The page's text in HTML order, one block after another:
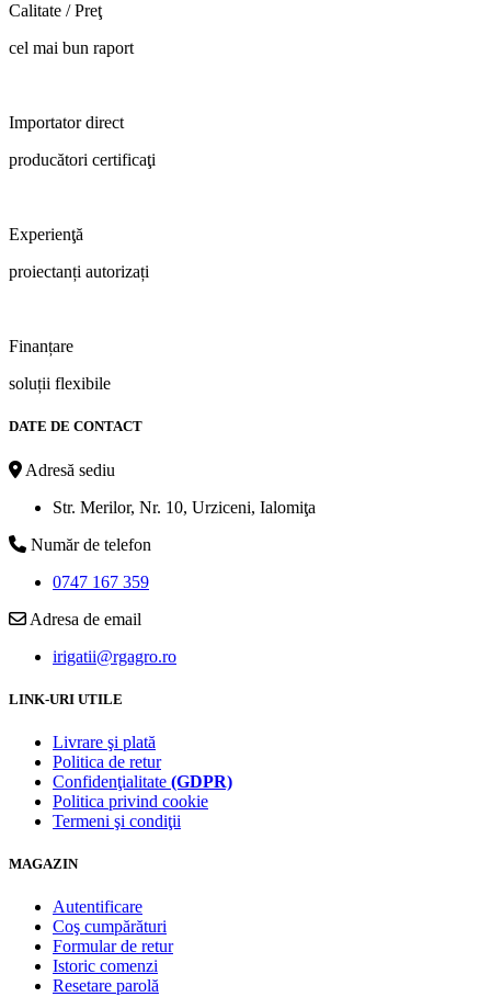
Calitate / Preţ
cel mai bun raport
Importator direct
producători certificaţi
Experienţă
proiectanți autorizați
Finanțare
soluții flexibile
DATE DE CONTACT
Adresă sediu
Str. Merilor, Nr. 10, Urziceni, Ialomiţa
Număr de telefon
0747 167 359
Adresa de email
irigatii@rgagro.ro
LINK-URI UTILE
Livrare şi plată
Politica de retur
Confidenţialitate (GDPR)
Politica privind cookie
Termeni şi condiţii
MAGAZIN
Autentificare
Coş cumpărături
Formular de retur
Istoric comenzi
Resetare parolă